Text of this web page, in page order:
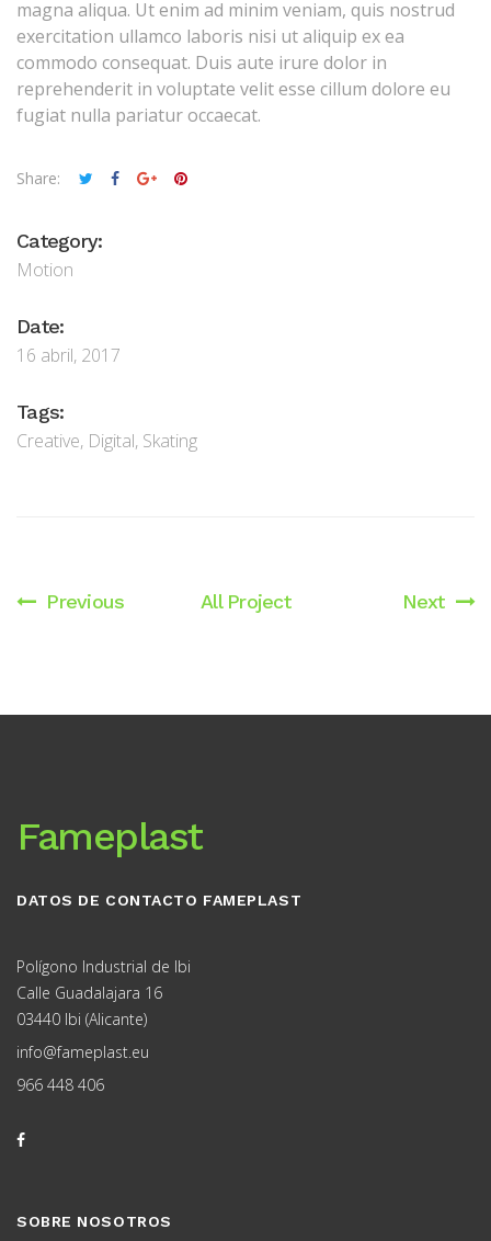
magna aliqua. Ut enim ad minim veniam, quis nostrud
exercitation ullamco laboris nisi ut aliquip ex ea
commodo consequat. Duis aute irure dolor in
reprehenderit in voluptate velit esse cillum dolore eu
fugiat nulla pariatur occaecat.
Share:
Category:
Motion
Date:
16 abril, 2017
Tags:
Creative, Digital, Skating
Previous Next
All Project
Fameplast
DATOS DE CONTACTO FAMEPLAST
Polígono Industrial de Ibi
Calle Guadalajara 16
03440 Ibi (Alicante)
info@fameplast.eu
966 448 406
SOBRE NOSOTROS